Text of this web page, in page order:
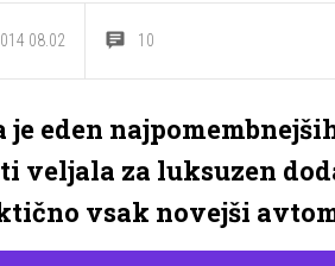
08.02 10
je eden
veljala za luksuzen
vsak novejši